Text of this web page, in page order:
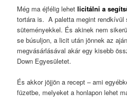
Még ma éjfélig lehetlicitálni a
tortára is. A paletta megint rendkívül
süteményekkel. És akinek nem
se búsuljon, a licit után jönnek az
megvásárlásával akár egy kisebb
Down Egyesületet.
És akkor jöjjön a recept – ami
füzetbe, melyeket a honlapon lehet